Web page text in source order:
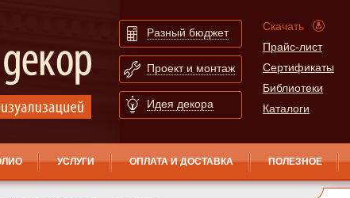
Разный бюджет
Проект и монтаж
Идея декора
Скачать
Прайс-лист
Сертификаты
Библиотеки
Каталоги
УСЛУГИ ОПЛАТА И ДОСТАВКА ПОЛЕЗНОЕ